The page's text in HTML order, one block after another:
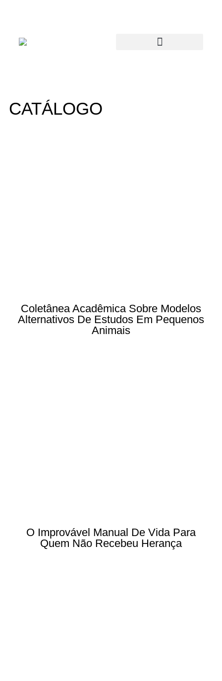
CATÁLOGO
Coletânea Acadêmica Sobre Modelos
Alternativos De Estudos Em Pequenos
Animais
O Improvável Manual De Vida Para
Quem Não Recebeu Herança